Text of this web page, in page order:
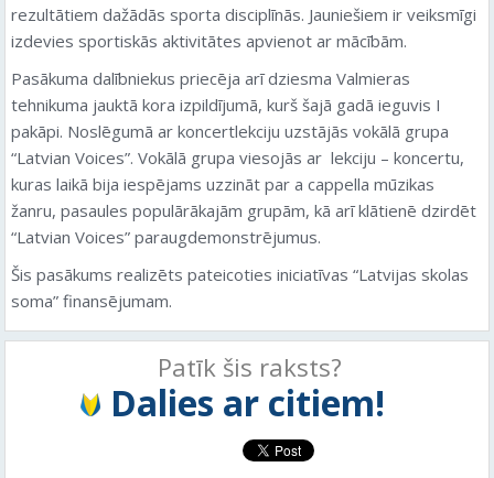
rezultātiem dažādās sporta disciplīnās. Jauniešiem ir veiksmīgi
izdevies sportiskās aktivitātes apvienot ar mācībām.
Pasākuma dalībniekus priecēja arī dziesma Valmieras
tehnikuma jauktā kora izpildījumā, kurš šajā gadā ieguvis I
pakāpi. Noslēgumā ar koncertlekciju uzstājās vokālā grupa
“Latvian Voices”. Vokālā grupa viesojās ar lekciju – koncertu,
kuras laikā bija iespējams uzzināt par a cappella mūzikas
žanru, pasaules populārākajām grupām, kā arī klātienē dzirdēt
“Latvian Voices” paraugdemonstrējumus.
Šis pasākums realizēts pateicoties iniciatīvas “Latvijas skolas
soma” finansējumam.
Patīk šis raksts?
Dalies ar citiem!